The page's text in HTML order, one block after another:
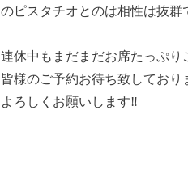
のピスタチオとのは相性は抜群
連休中もまだまだお席たっぷり
皆様のご予約お待ち致しており
よろしくお願いします‼️